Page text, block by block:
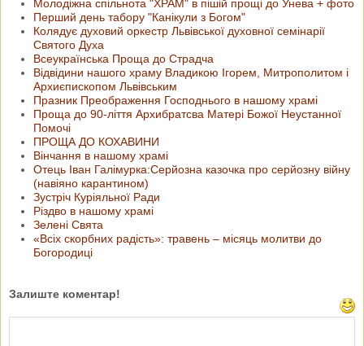
Молодіжна спільнота "ХРАМ" в пішій прощі до Унева + фото
Перший день табору "Канікули з Богом"
Колядує духовий оркестр Львівської духовної семінарії
Святого Духа
Всеукраїнська Проща до Страдча
Відвідини нашого храму Владикою Ігорем, Митрополитом і
Архиєпископом Львівським
Празник Преображення Господнього в нашому храмі
Проща до 90-ліття Архибратсва Матері Божої Неустанної
Помочі
ПРОЩА ДО КОХАВИНИ
Вінчання в нашому храмі
Отець Іван Галімурка:Серйозна казочка про серйозну війну
(навіяно карантином)
Зустріч Куріяльної Ради
Різдво в нашому храмі
Зелені Свята
«Всіх скорбних радість»: травень – місяць молитви до
Богородиці
Залиште коментар!